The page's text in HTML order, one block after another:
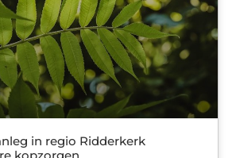
in regio Ridderkerk